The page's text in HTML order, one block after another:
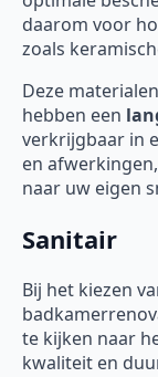
daarom voor
zoals
Deze
hebben een
verkrijgbaar in
en
naar uw eigen
Sanitair
Bij het kiezen
te kijken naar
kwaliteit en